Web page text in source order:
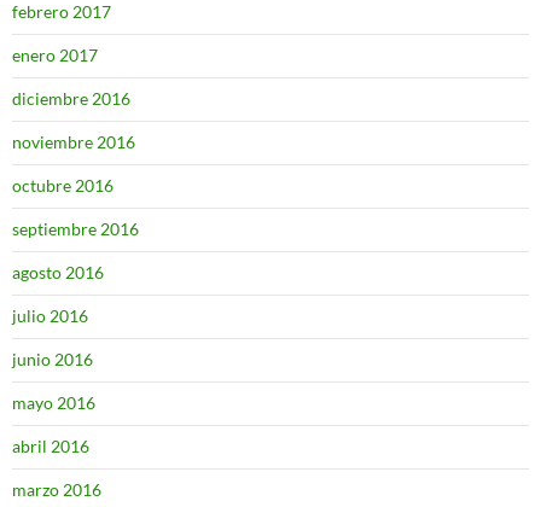
febrero 2017
enero 2017
diciembre 2016
noviembre 2016
octubre 2016
septiembre 2016
agosto 2016
julio 2016
junio 2016
mayo 2016
abril 2016
marzo 2016